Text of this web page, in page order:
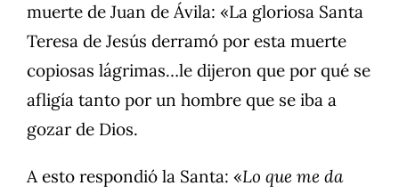
muerte de Juan de Ávila: «La gloriosa Santa
Teresa de Jesús derramó por esta muerte
copiosas lágrimas…le dijeron que por qué se
afligía tanto por un hombre que se iba a
gozar de Dios.
A esto respondió la Santa: «Lo que me da